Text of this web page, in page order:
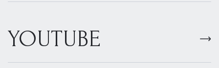
YOUTUBE